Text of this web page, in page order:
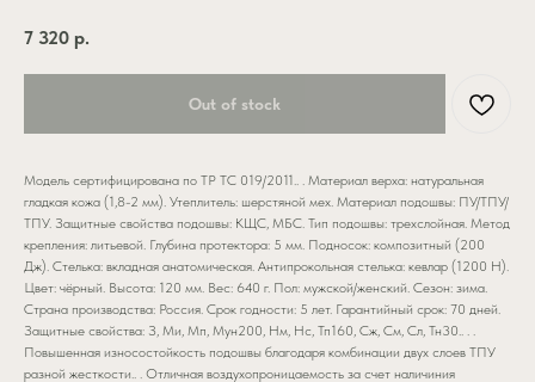
7 320 р.
Out of stock
Модель сертифицирована по ТР ТС 019/2011.. . Материал верха: натуральная
гладкая кожа (1,8-2 мм). Утеплитель: шерстяной мех. Материал подошвы: ПУ/ТПУ/
ТПУ. Защитные свойства подошвы: КЩС, МБС. Тип подошвы: трехслойная. Метод
крепления: литьевой. Глубина протектора: 5 мм. Подносок: композитный (200
Дж). Стелька: вкладная анатомическая. Антипрокольная стелька: кевлар (1200 Н).
Цвет: чёрный. Высота: 120 мм. Вес: 640 г. Пол: мужской/женский. Сезон: зима.
Страна производства: Россия. Срок годности: 5 лет. Гарантийный срок: 70 дней.
Защитные свойства: З, Ми, Мп, Мун200, Нм, Нс, Тп160, Сж, См, Сл, Тн30.. . .
Повышенная износостойкость подошвы благодаря комбинации двух слоев ТПУ
разной жесткости.. . Отличная воздухопроницаемость за счет наличиния